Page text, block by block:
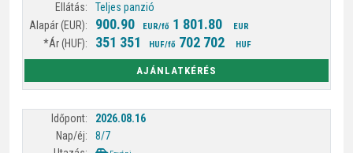
Teljes panzió
900.90 EUR/fő 1 801.80 EUR
351 351 HUF/fő 702 702 HUF
AJÁNLATKÉRÉS
2026.08.16
8/7